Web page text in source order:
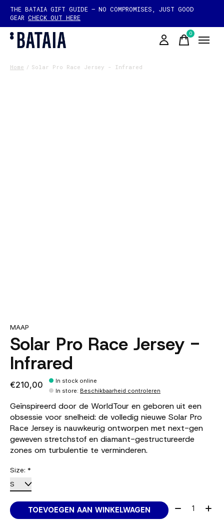
THE BATAIA GIFT GUIDE — NO COMPROMISES, JUST GOOD
GEAR CHECK OUT HERE
0items
Home / Solar Pro Race Jersey - Infrared
MAAP
Solar Pro Race Jersey -
Infrared
€210,00
In stock online
In store: Beschikbaarheid controleren
Geïnspireerd door de WorldTour en geboren uit een
obsessie voor snelheid: de volledig nieuwe Solar Pro
Race Jersey is nauwkeurig ontworpen met next-gen
geweven stretchstof en diamant-gestructureerde
zones om turbulentie te verminderen.
Size: *
TOEVOEGEN AAN WINKELWAGEN Aantal: